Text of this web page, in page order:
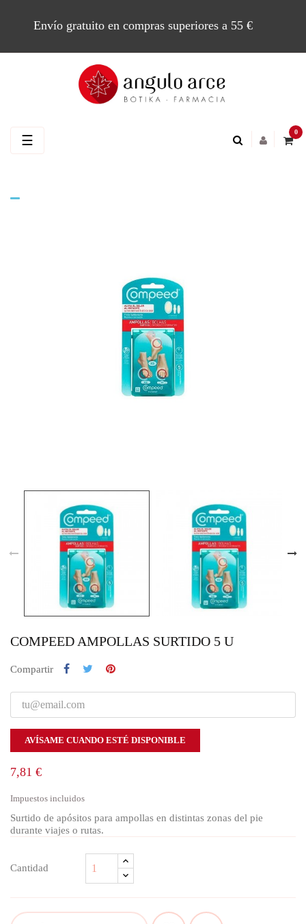
Envío gratuito en compras superiores a 55 €
0
Navegación
☰
COMPEED AMPOLLAS SURTIDO 5 U
Compartir
AVÍSAME CUANDO ESTÉ DISPONIBLE
7,81 €
Impuestos incluidos
Surtido de apósitos para ampollas en distintas zonas del pie
durante viajes o rutas.
Cantidad